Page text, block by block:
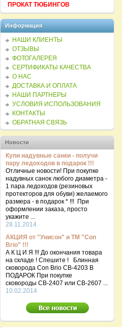
ПРОКАТ ТЮБИНГОВ
Информация
НАШИ КЛИЕНТЫ
ОТЗЫВЫ
ФОТОГАЛЕРЕЯ
СЕРТИФИКАТЫ КАЧЕСТВА
О НАС
ДОСТАВКА И ОПЛАТА
НАШИ ПАРТНЕРЫ
УСЛОВИЯ ИСПОЛЬЗОВАНИЯ
КОНТАКТЫ
ОБРАТНАЯ СВЯЗЬ
Новости
Купи надувные санки - получи
пару ледоходов в подарок !!!
Отличные новости! При покупке
надувных санок любого диаметра -
1 пара ледоходов (резиновых
протекторов для обуви) желаемого
размера - в подарок * !!! При
оформлении заказа, просто
укажите ...
28.11.2014
АКЦИЯ от "Унисон" и ТМ "Con
Brio" !!!
А К Ц И Я !!! До окончания товара
на складе ! Спешите ! Блинная
сковорода Con Brio CB-4203 В
ПОДАРОК При покупке
сковороды СВ-2407 или СВ-2607 ...
10.02.2014